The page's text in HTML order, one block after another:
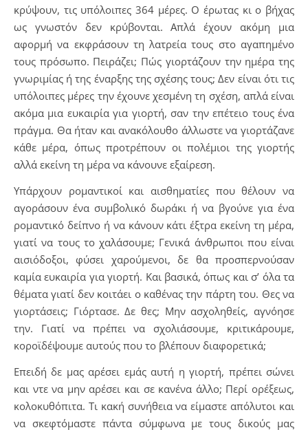
κρύψουν, τις υπόλοιπες 364 μέρες. Ο έρωτας κι ο βήχας
ως γνωστόν δεν κρύβονται. Απλά έχουν ακόμη μια
αφορμή να εκφράσουν τη λατρεία τους στο αγαπημένο
τους πρόσωπο. Πειράζει; Πώς γιορτάζουν την ημέρα της
γνωριμίας ή της έναρξης της σχέσης τους; Δεν είναι ότι τις
υπόλοιπες μέρες την έχουνε χεσμένη τη σχέση, απλά είναι
ακόμα μια ευκαιρία για γιορτή, σαν την επέτειο τους ένα
πράγμα. Θα ήταν και ανακόλουθο άλλωστε να γιορτάζανε
κάθε μέρα, όπως προτρέπουν οι πολέμιοι της γιορτής
αλλά εκείνη τη μέρα να κάνουνε εξαίρεση.
Υπάρχουν ρομαντικοί και αισθηματίες που θέλουν να
αγοράσουν ένα συμβολικό δωράκι ή να βγούνε για ένα
ρομαντικό δείπνο ή να κάνουν κάτι έξτρα εκείνη τη μέρα,
γιατί να τους το χαλάσουμε; Γενικά άνθρωποι που είναι
αισιόδοξοι, φύσει χαρούμενοι, δε θα προσπερνούσαν
καμία ευκαιρία για γιορτή. Και βασικά, όπως και σ’ όλα τα
θέματα γιατί δεν κοιτάει ο καθένας την πάρτη του. Θες να
γιορτάσεις; Γιόρτασε. Δε θες; Μην ασχοληθείς, αγνόησε
την. Γιατί να πρέπει να σχολιάσουμε, κριτικάρουμε,
κοροϊδέψουμε αυτούς που το βλέπουν διαφορετικά;
Επειδή δε μας αρέσει εμάς αυτή η γιορτή, πρέπει σώνει
και ντε να μην αρέσει και σε κανένα άλλο; Περί ορέξεως,
κολοκυθόπιτα. Τι κακή συνήθεια να είμαστε απόλυτοι και
να σκεφτόμαστε πάντα σύμφωνα με τους δικούς μας